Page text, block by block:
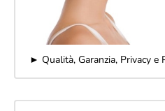
► Qualità, Garanzia, Privacy e